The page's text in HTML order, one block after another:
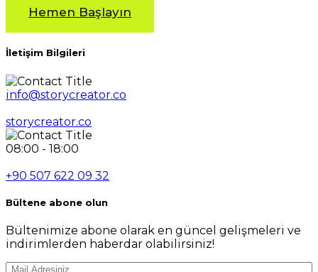
Hemen Başlayın
İletişim Bilgileri
info@storycreator.co
storycreator.co
08:00 - 18:00
+90 507 622 09 32
Bültene abone olun
Bültenimize abone olarak en güncel gelişmeleri ve
indirimlerden haberdar olabilirsiniz!